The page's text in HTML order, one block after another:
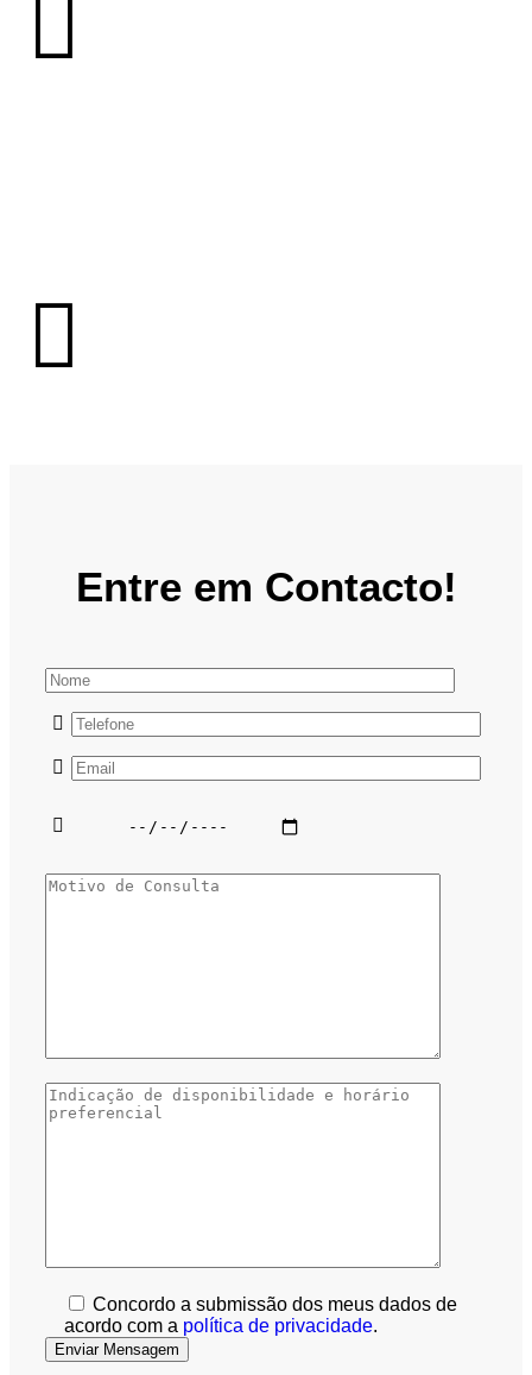
Entre em Contacto!
Concordo a submissão dos meus dados de
acordo com a política de privacidade.